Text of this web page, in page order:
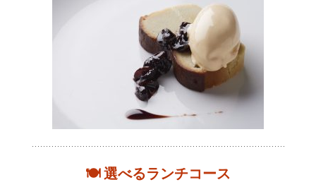
🍽 選べるランチコース